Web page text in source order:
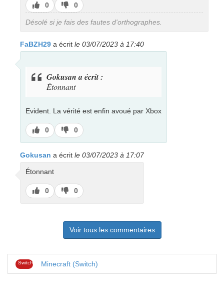
J’aime
0
J’aime
pas
0
Désolé si je fais des fautes d'orthographes.
FaBZH29 a écrit le 03/07/2023 à 17:40
Gokusan a écrit :
Étonnant
Evident. La vérité est enfin avoué par Xbox
J’aime
0
J’aime
pas
0
Gokusan a écrit le 03/07/2023 à 17:07
Étonnant
J’aime
0
J’aime
pas
0
Voir tous les commentaires
Switch Minecraft (Switch)